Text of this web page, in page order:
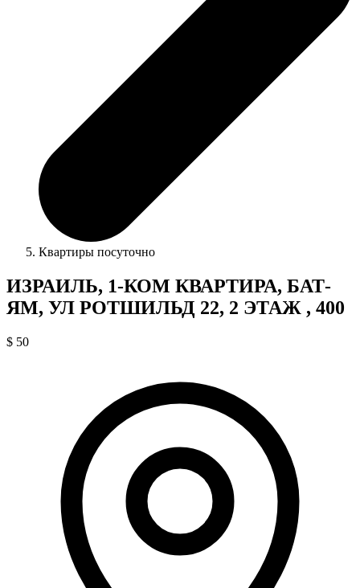
Квартиры посуточно
ИЗРАИЛЬ, 1-КОМ КВАРТИРА, БАТ-
ЯМ, УЛ РОТШИЛЬД 22, 2 ЭТАЖ , 400
$ 50